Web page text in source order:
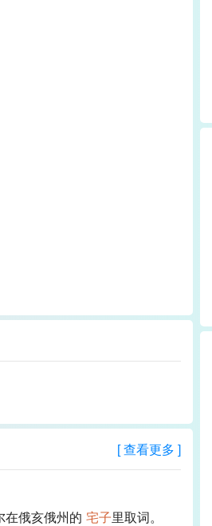
[ 查看更多 ]
在俄亥俄州的 宅子里取词。